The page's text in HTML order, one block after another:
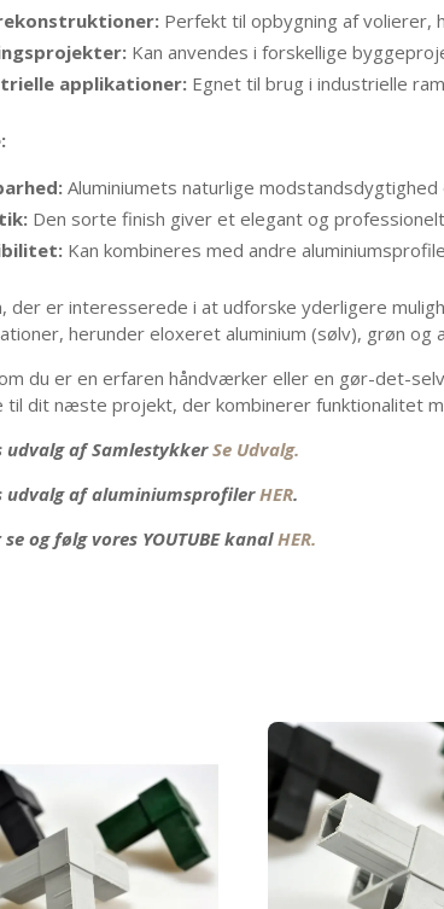
Perfekt til opbygning af
Kan anvendes i forskellige
applikationer: Egnet til brug i industrielle
Aluminiumets naturlige
Den sorte finish giver et elegant og
Kan kombineres med andre
der er interesserede i at udforske yderligere
herunder eloxeret aluminium (sølv), grøn og
du er en erfaren håndværker eller en gør-det-
til dit næste projekt, der kombinerer funktionalitet
udvalg af SamlestykkerSe Udvalg.
udvalg af aluminiumsprofilerHER.
se og følg vores YOUTUBE kanalHER.